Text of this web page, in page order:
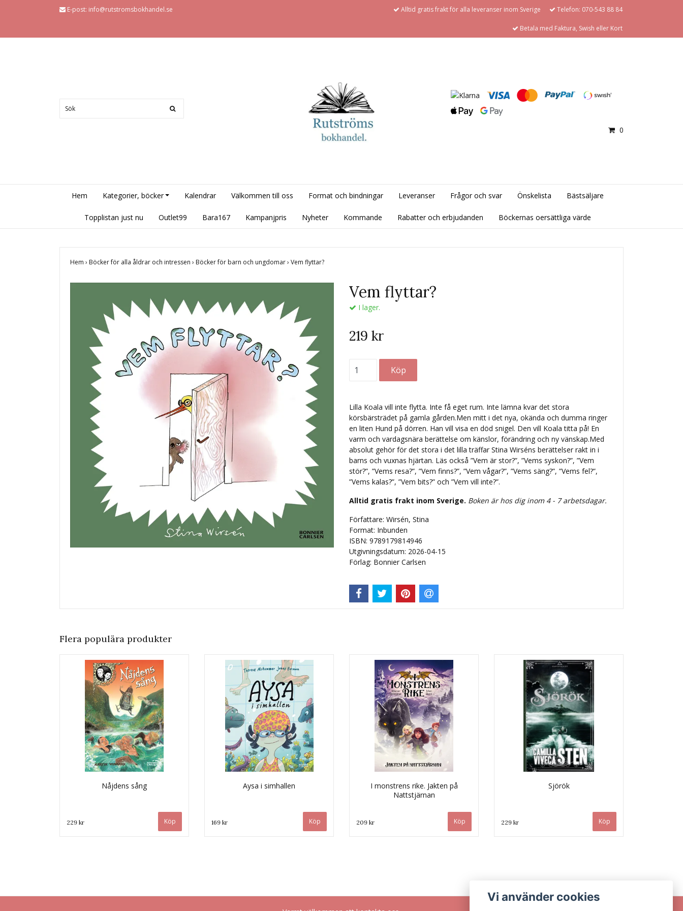
E-post: info@rutstromsbokhandel.se Alltid gratis frakt för alla leveranser inom Sverige Telefon: 070-543 88 84
Betala med Faktura, Swish eller Kort
0
Hem Kategorier, böcker Kalendrar Välkommen till oss Format och bindningar Leveranser Frågor och svar Önskelista Bästsäljare
Topplistan just nu Outlet99 Bara167 Kampanjpris Nyheter Kommande Rabatter och erbjudanden Böckernas oersättliga värde
Hem › Böcker för alla åldrar och intressen › Böcker för barn och ungdomar› Vem flyttar?
Vem flyttar?
I lager.
219 kr
Lilla Koala vill inte flytta. Inte få eget rum. Inte lämna kvar det stora
körsbärsträdet på gamla gården.Men mitt i det nya, okända och dumma ringer
en liten Hund på dörren. Han vill visa en död snigel. Den vill Koala titta på! En
varm och vardagsnära berättelse om känslor, förändring och ny vänskap.Med
absolut gehör för det stora i det lilla träffar Stina Wirséns berättelser rakt in i
barns och vuxnas hjärtan. Läs också ”Vem är stor?”, ”Vems syskon?”, ”Vem
stör?”, ”Vems resa?”, ”Vem finns?”, ”Vem vågar?”, ”Vems säng?”, ”Vems fel?”,
”Vems kalas?”, ”Vem bits?” och ”Vem vill inte?”.
Alltid gratis frakt inom Sverige. Boken är hos dig inom 4 - 7 arbetsdagar.
Författare: Wirsén, Stina
Format: Inbunden
ISBN: 9789179814946
Utgivningsdatum: 2026-04-15
Förlag: Bonnier Carlsen
Flera populära produkter
Nåjdens sång
229 kr
Aysa i simhallen
169 kr
I monstrens rike. Jakten på
Nattstjärnan
209 kr
Sjörök
229 kr
Vi använder cookies